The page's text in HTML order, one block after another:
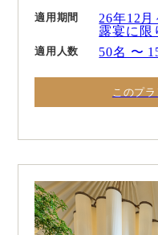
適用期間
26年12
露宴に限
適用人数 50名 〜
このプ